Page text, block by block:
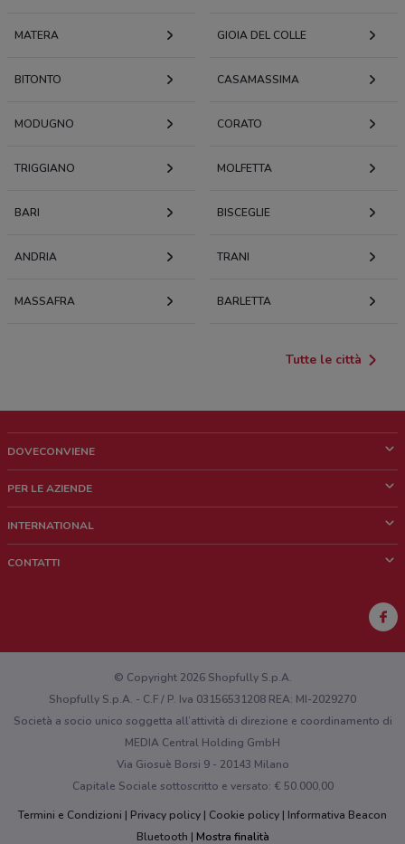
MATERA GIOIA DEL COLLE
BITONTO CASAMASSIMA
MODUGNO CORATO
TRIGGIANO MOLFETTA
BARI BISCEGLIE
ANDRIA TRANI
MASSAFRA BARLETTA
Tutte le città
DOVECONVIENE
Chi siamo
Lavora con noi
PER LE AZIENDE
Richieste commerciali e marketing
INTERNATIONAL
CONTATTI
Hai un malfunzionamento sul web o sull'app?
© Copyright 2026 Shopfully S.p.A.
Shopfully S.p.A. - C.F / P. Iva 03156531208 REA: MI-2029270
Società a socio unico soggetta all’attività di direzione e coordinamento di
MEDIA Central Holding GmbH
Via Giosuè Borsi 9 - 20143 Milano
Capitale Sociale sottoscritto e versato: € 50.000,00
Termini e Condizioni
Privacy policy Cookie policy
Informativa Beacon
Bluetooth
Mostra finalità